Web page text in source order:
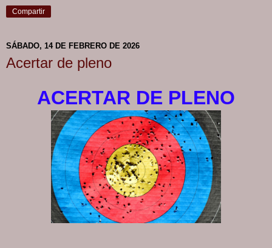
Compartir
SÁBADO, 14 DE FEBRERO DE 2026
Acertar de pleno
ACERTAR DE PLENO